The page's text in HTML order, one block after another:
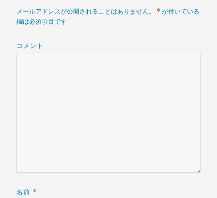
メールアドレスが公開されることはありません。 * が付いている
欄は必須項目です
コメント
名前 *